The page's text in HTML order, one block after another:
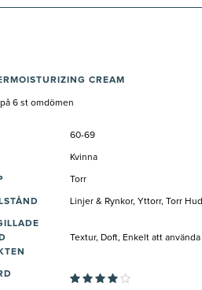
CREAM
6 st omdömen
60-69
Kvinna
Torr
Linjer & Rynkor, Yttorr, Torr
Textur, Doft, Enkelt att använda